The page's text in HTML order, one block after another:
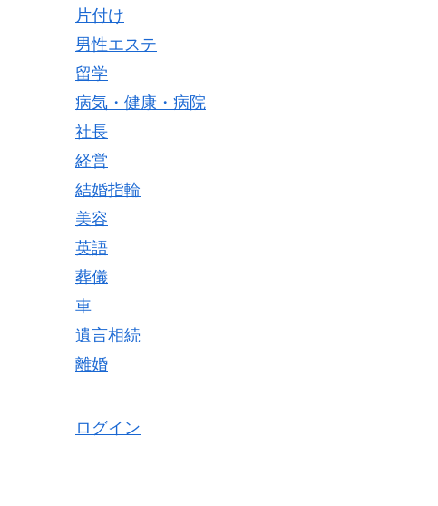
片付け
男性エステ
留学
病気・健康・病院
社長
経営
結婚指輪
美容
英語
葬儀
車
遺言相続
離婚
ログイン